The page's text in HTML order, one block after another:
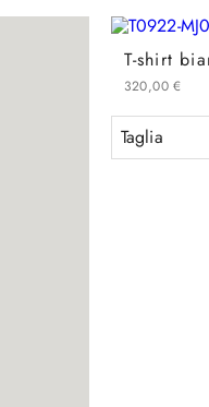
320,00 €
Taglia